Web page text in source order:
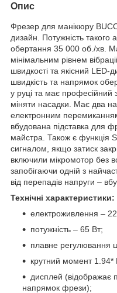
Опис
Фрезер для манікюру
дизайн. Потужність такого
обертання 35 000 об./хв.
мінімальним рівнем
швидкості та якісний
швидкість та напрямок
у руці та має професійний
міняти насадки. Має два
електронним
вбудована підставка для
майстра. Також є функція
сигналом, якщо затиск
включили мікромотор без
запобігаючи одній з
від перепадів напруги –
Технічні характеристики:
електроживлення –
потужність – 65 Вт;
плавне регулювання
крутний момент 1.94*
дисплей (відображає
напрямок фрези);